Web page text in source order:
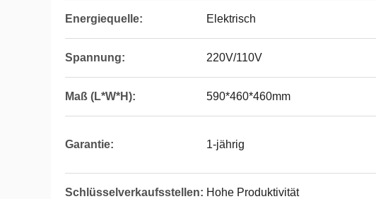
Energiequelle: Elektrisch
Spannung: 220V/110V
Maß (L*W*H): 590*460*460mm
Garantie: 1-jährig
Schlüsselverkaufsstellen: Hohe Produktivität